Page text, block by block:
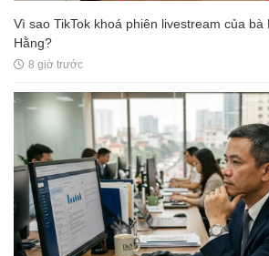
Vì sao TikTok khoá phiên livestream của bà
Hằng?
8 giờ trước